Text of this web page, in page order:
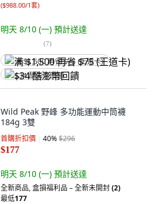
($988.00/1套)
明天 8/10 (一) 預計送達
(7)
满 $1,500 再省 $75 (王道卡)
$34 酷澎幣回饋
Wild Peak 野峰 多功能運動中筒襪
184g 3雙
首購折扣價 40%$296
$177
明天 8/10 (一) 預計送達
全新商品,盒損福利品 – 全新未開封(2)
最低177